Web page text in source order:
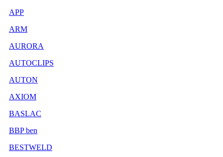
APP
ARM
AURORA
AUTOCLIPS
AUTON
AXIOM
BASLAC
BBP ben
BESTWELD